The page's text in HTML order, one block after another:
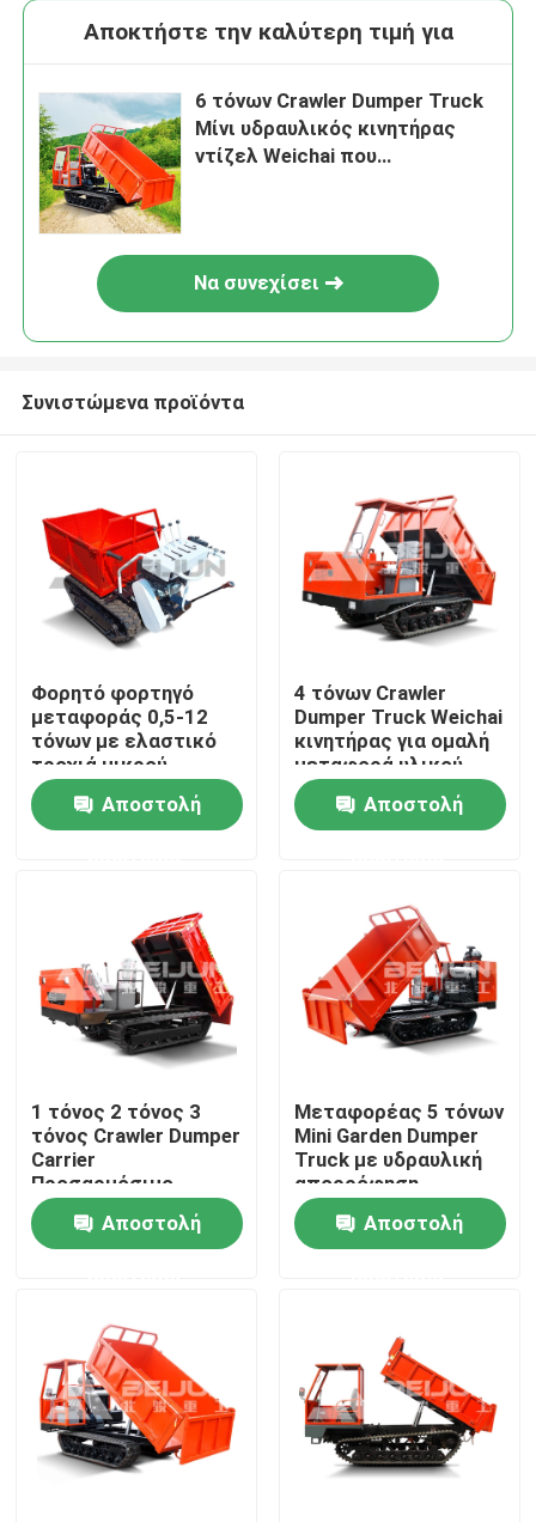
Σπίτι
Επαφές
Προϊόντα
Βίντεο
Υπόγειο φορτηγό απορρίψεων
Υπόγειο αρθρωμένο φορτηγό
Τροχόφορο-καθαριστήρα
Αποκτήστε την καλύτερη τιμή για
6 τόνων Crawler Dumper Truck
Μίνι υδραυλικός κινητήρας
ντίζελ Weichai που
Να συνεχίσει
Συνιστώμενα προϊόντα
Φορητό φορτηγό
μεταφοράς 0,5-12
τόνων με ελαστικό
τροχιά μικρού
μεγέθους Mini Crawler
φορτηγό μεταφοράς
Αποστολή
4 τόνων Crawler
Dumper Truck Weichai
κινητήρας για ομαλή
μεταφορά υλικού
Αποστολή
1 τόνος 2 τόνος 3
τόνος Crawler Dumper
Carrier
Προσαρμόσιμο
φορητό πετρέλαιο
ντίζελ προς πώληση
Αποστολή
Μεταφορέας 5 τόνων
Mini Garden Dumper
Truck με υδραυλική
απορρόφηση
Αποστολή